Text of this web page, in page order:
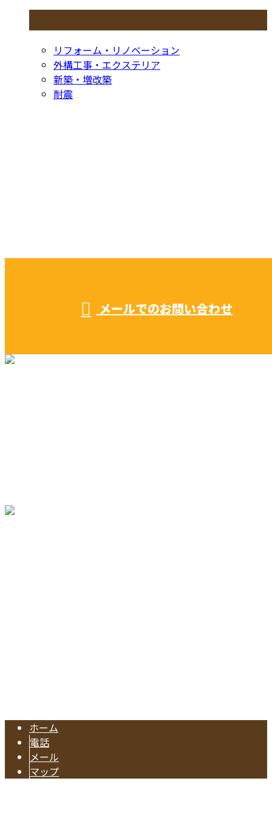
リフォーム・リノベーション
外構工事・エクステリア
新築・増改築
耐震
メールでのお問い合わせ
ホーム
電話
メール
マップ